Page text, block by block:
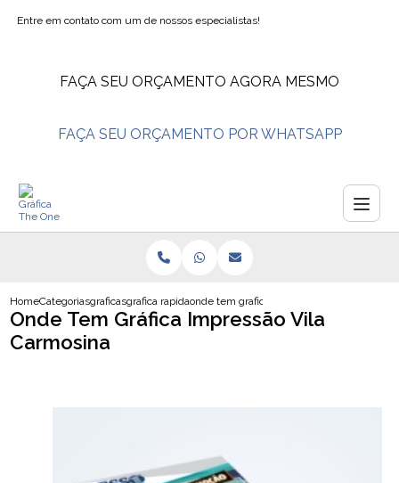
Entre em contato com um de nossos especialistas!
FAÇA SEU ORÇAMENTO AGORA MESMO
FAÇA SEU ORÇAMENTO POR WHATSAPP
HomeCategoriasgraficasgrafica rapidaonde tem grafica impressao vila carmosina
Onde Tem Gráfica Impressão Vila
Carmosina